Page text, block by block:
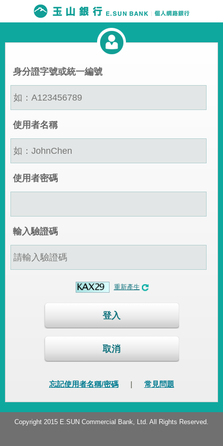
身分證字號或統一編號
使用者名稱
使用者密碼
輸入驗證碼
重新產生
登入
取消
忘記使用者名稱/密碼 | 常見問題
Copyright 2015 E.SUN Commercial Bank, Ltd. All Rights Reserved.